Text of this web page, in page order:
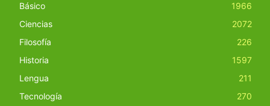
Básico
1966
Ciencias
2072
Filosofía
226
Historia
1597
Lengua
211
Tecnología
270